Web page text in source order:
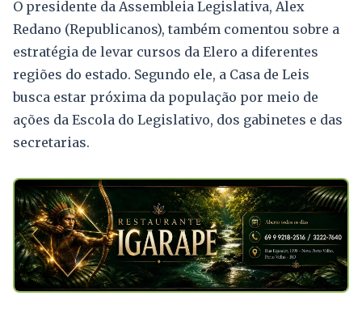
O presidente da Assembleia Legislativa, Alex
Redano (Republicanos), também comentou sobre a
estratégia de levar cursos da Elero a diferentes
regiões do estado. Segundo ele, a Casa de Leis
busca estar próxima da população por meio de
ações da Escola do Legislativo, dos gabinetes e das
secretarias.